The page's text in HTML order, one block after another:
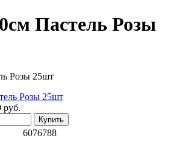
Пастель Розы
Розы 25шт
руб.
Купить
6076788